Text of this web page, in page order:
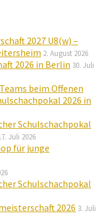
2027 U8(w) –
2. August 2026
2026 in Berlin 30. Juli
beim Offenen
2026 in
Schulschachpokal
Juli 2026
für junge
Schulschachpokal
2026 3. Juli